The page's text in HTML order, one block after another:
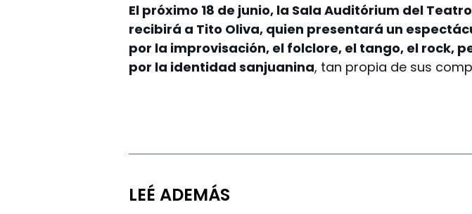
El próximo 18 de junio, la Sala Auditórium del
recibirá a Tito Oliva, quien presentará un
por la improvisación, el folclore, el tango, el rock,
por la identidad sanjuanina, tan propia de sus
LEÉ ADEMÁS